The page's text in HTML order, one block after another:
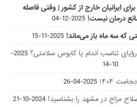
ایرانیان خارج از کشور | وقتی فاصله
درمان نیست! 2025-12-04
که سه ماه باز می‌ماند! 2025-11-15
رؤیای تناسب اندام یا کابوس سلامتی؟
2025-
10-14
۱۴۰۴
2025-04-26
2024-10-21